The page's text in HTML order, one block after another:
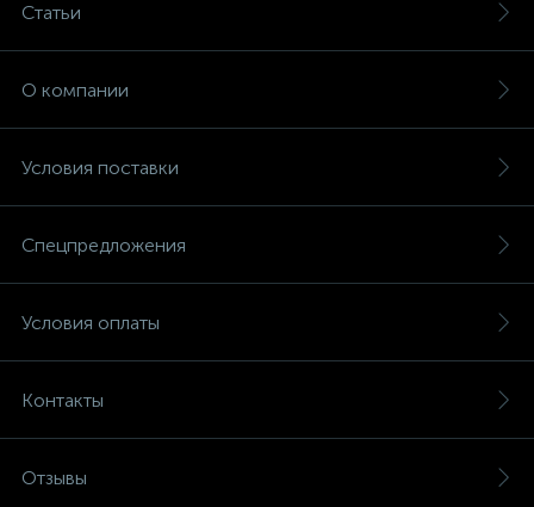
Статьи
О компании
Условия поставки
Спецпредложения
Условия оплаты
Контакты
Отзывы